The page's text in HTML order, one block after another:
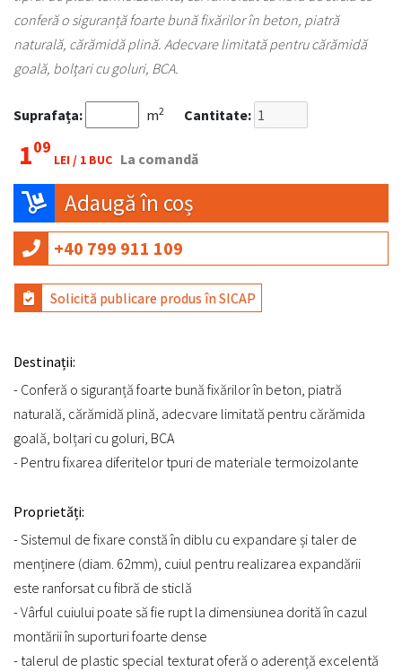
conferă o siguranță foarte bună fixărilor în beton, piatră
naturală, cărămidă plină. Adecvare limitată pentru cărămidă
goală, bolțari cu goluri, BCA.
Suprafața: m2 Cantitate:
109
LEI / 1 BUC La comandă
Adaugă în coș
+40 799 911 109
Solicită publicare produs în SICAP
Destinații:
- Conferă o siguranță foarte bună fixărilor în beton, piatră
naturală, cărămidă plină, adecvare limitată pentru cărămida
goală, bolțari cu goluri, BCA
- Pentru fixarea diferitelor tpuri de materiale termoizolante
Proprietăți:
- Sistemul de fixare constă în diblu cu expandare și taler de
menținere (diam. 62mm), cuiul pentru realizarea expandării
este ranforsat cu fibră de sticlă
- Vârful cuiului poate să fie rupt la dimensiunea dorită în cazul
montării în suporturi foarte dense
- talerul de plastic special texturat oferă o aderență excelentă